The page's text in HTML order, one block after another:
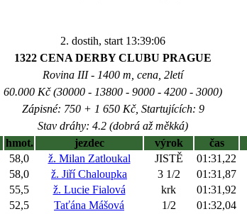
2. dostih, start 13:39:06
1322 CENA DERBY CLUBU PRAGUE
Rovina III - 1400 m, cena, 2letí
60.000 Kč (30000 - 13800 - 9000 - 4200 - 3000)
Zápisné: 750 + 1 650 Kč, Startujících: 9
Stav dráhy: 4.2 (dobrá až měkká)
hmot. jezdec výrok čas
58,0 ž. Milan Zatloukal JISTĚ 01:31,22
58,0 ž. Jiří Chaloupka 3 1/2 01:31,87
55,5 ž. Lucie Fialová krk 01:31,92
52,5 Taťána Mášová 1/2 01:32,04